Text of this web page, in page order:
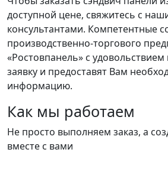
доступной цене, свяжитесь с
консультантами. Компетентные
производственно-торгового
«Ростовпанель» с
заявку и предоставят Вам
информацию.
Как мы работаем
Не просто выполняем заказ, а
вместе с вами